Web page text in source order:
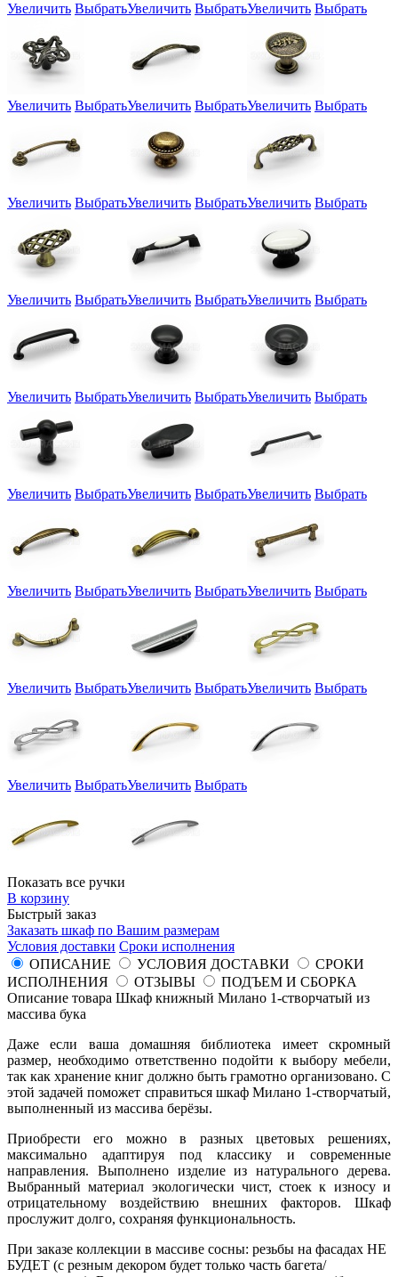
Увеличить ВыбратьУвеличить ВыбратьУвеличить Выбрать
Увеличить ВыбратьУвеличить ВыбратьУвеличить Выбрать
Увеличить ВыбратьУвеличить ВыбратьУвеличить Выбрать
Увеличить ВыбратьУвеличить ВыбратьУвеличить Выбрать
Увеличить ВыбратьУвеличить ВыбратьУвеличить Выбрать
Увеличить ВыбратьУвеличить ВыбратьУвеличить Выбрать
Увеличить ВыбратьУвеличить ВыбратьУвеличить Выбрать
Увеличить ВыбратьУвеличить ВыбратьУвеличить Выбрать
Увеличить ВыбратьУвеличить Выбрать
Показать все ручки
В корзину
Быстрый заказ
Заказать шкаф по Вашим размерам
Условия доставки Сроки исполнения
ОПИСАНИЕ
УСЛОВИЯ ДОСТАВКИ
СРОКИ
ИСПОЛНЕНИЯ
ОТЗЫВЫ
ПОДЪЕМ И СБОРКА
Описание товара Шкаф книжный Милано 1-створчатый из
массива бука
Даже если ваша домашняя библиотека имеет скромный
размер, необходимо ответственно подойти к выбору мебели,
так как хранение книг должно быть грамотно организовано. С
этой задачей поможет справиться шкаф Милано 1-створчатый,
выполненный из массива берёзы.
Приобрести его можно в разных цветовых решениях,
максимально адаптируя под классику и современные
направления. Выполнено изделие из натурального дерева.
Выбранный материал экологически чист, стоек к износу и
отрицательному воздействию внешних факторов. Шкаф
прослужит долго, сохраняя функциональность.
При заказе коллекции в массиве сосны: резьбы на фасадах НЕ
БУДЕТ (с резным декором будет только часть багета/